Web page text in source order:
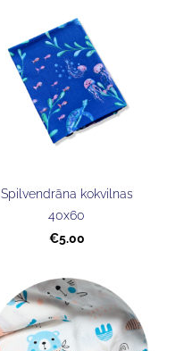
Spilvendrāna kokvilnas
40x60
€5.00